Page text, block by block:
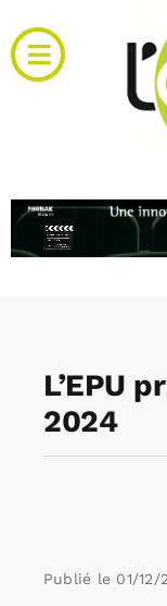
au
contenu
Toggle
Navigation
RH et emploi
Agenda
L’EPU
2024
Publié le 01/12/